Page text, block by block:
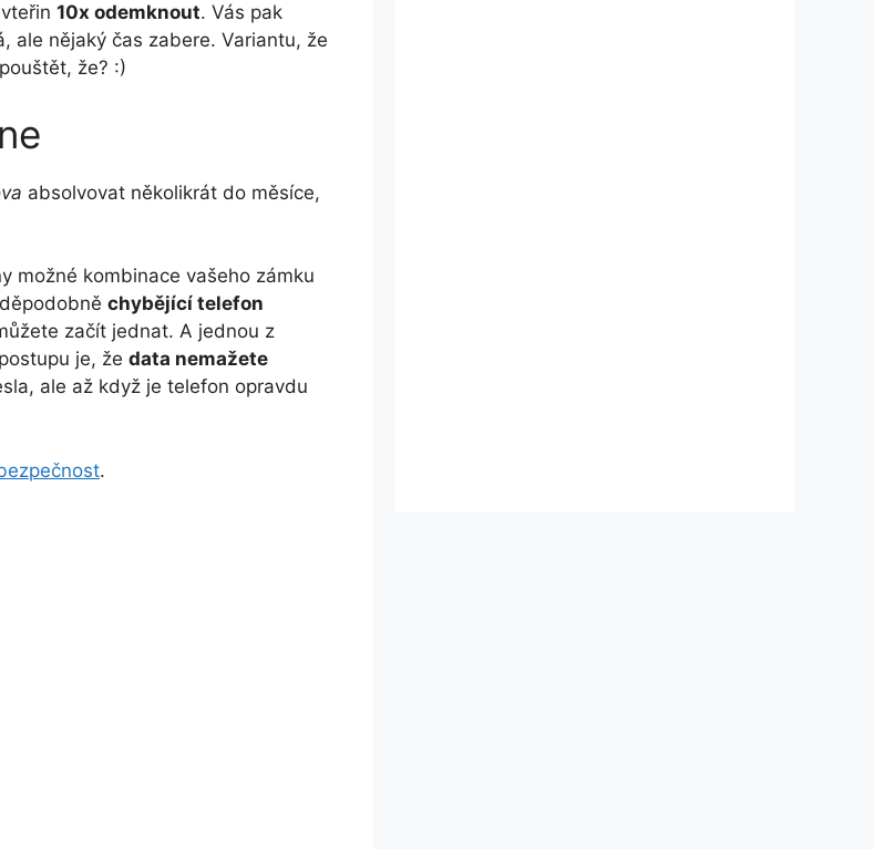
10x odemknout. Vás pak
ale nějaký čas zabere. Variantu, že
že? :)
absolvovat několikrát do měsíce,
možné kombinace vašeho zámku
chybějící telefon
začít jednat. A jednou z
je, že data nemažete
ale až když je telefon opravdu
.